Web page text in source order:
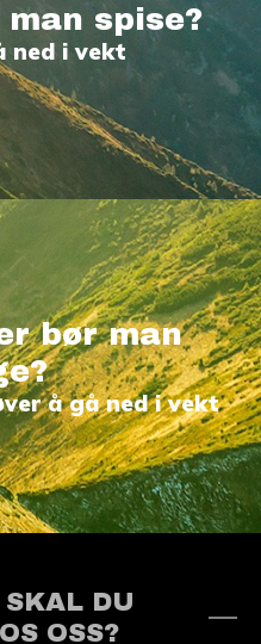
spise?
ned i vekt
bør man
å gå ned i vekt
SKAL DU
OSS?